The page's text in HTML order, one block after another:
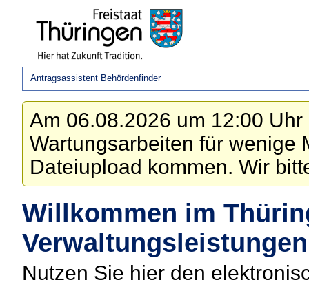
Antragsassistent Behördenfinder
Am 06.08.2026 um 12:00
Wartungsarbeiten für wenige
Dateiupload kommen. Wir
Willkommen im
Verwaltungsleistungen
Nutzen Sie hier den